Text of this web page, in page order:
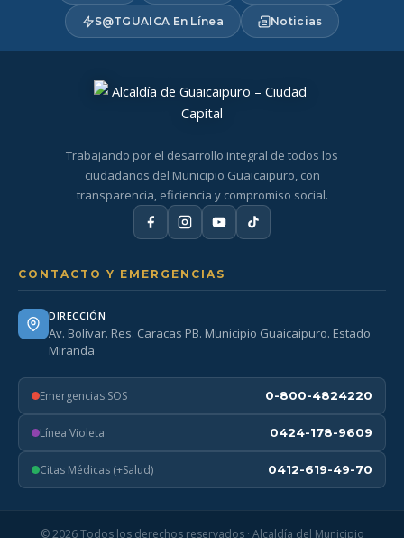
S@TGUAICA En Línea Noticias
Trabajando por el desarrollo integral de todos los
ciudadanos del Municipio Guaicaipuro, con
transparencia, eficiencia y compromiso social.
CONTACTO Y EMERGENCIAS
DIRECCIÓN
Av. Bolívar. Res. Caracas PB. Municipio Guaicaipuro. Estado
Miranda
Emergencias SOS 0-800-4824220
Línea Violeta 0424-178-9609
Citas Médicas (+Salud) 0412-619-49-70
© 2026 Todos los derechos reservados · Alcaldía del Municipio